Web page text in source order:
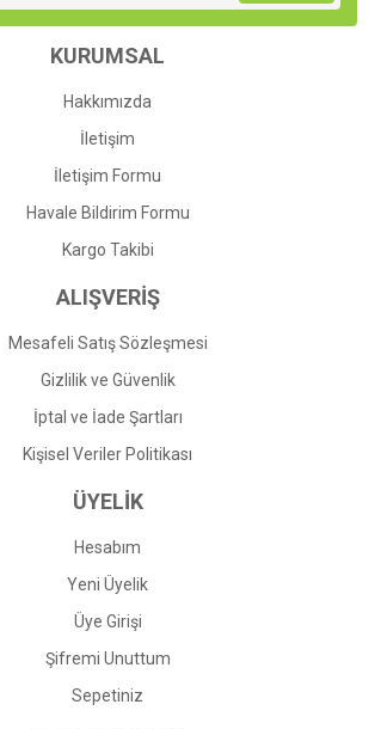
hatalar bulunuyor.
sitelerden daha pahalı.
Gönder
KURUMSAL
Hakkımızda
İletişim
İletişim Formu
Havale Bildirim Formu
Kargo Takibi
ALIŞVERİŞ
Mesafeli Satış Sözleşmesi
Gizlilik ve Güvenlik
İptal ve İade Şartları
Kişisel Veriler Politikası
ÜYELİK
Hesabım
Yeni Üyelik
Üye Girişi
Şifremi Unuttum
Sepetiniz